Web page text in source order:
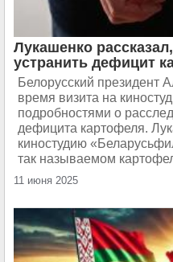
Лукашенко
устранить дефицит
Белорусский президент
время визита на
подробностями о
дефицита картофеля.
киностудию
так называемом
11 июня 2025